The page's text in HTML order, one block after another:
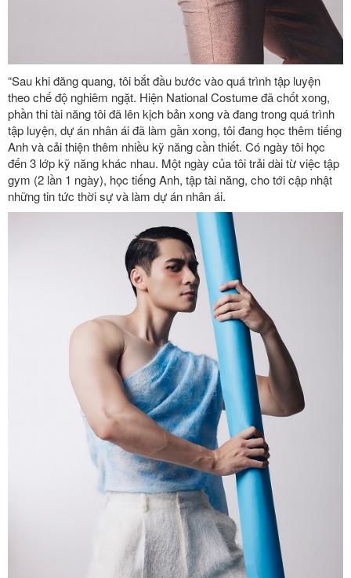
“Sau khi đăng quang, tôi bắt đầu bước vào quá trình tập luyện
theo chế độ nghiêm ngặt. Hiện National Costume đã chốt xong,
phần thi tài năng tôi đã lên kịch bản xong và đang trong quá trình
tập luyện, dự án nhân ái đã làm gần xong, tôi đang học thêm tiếng
Anh và cải thiện thêm nhiều kỹ năng cần thiết. Có ngày tôi học
đến 3 lớp kỹ năng khác nhau. Một ngày của tôi trải dài từ việc tập
gym (2 lần 1 ngày), học tiếng Anh, tập tài năng, cho tới cập nhật
những tin tức thời sự và làm dự án nhân ái.